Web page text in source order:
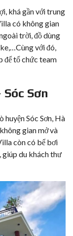
khá gần với trung
có không gian
trời, đồ dùng
với đó,
để tổ chức team
Sơn
Sóc Sơn, Hà
gian mở và
còn có bể bơi
giúp du khách thư